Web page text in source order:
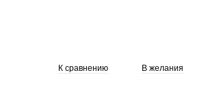
К сравнению В желания